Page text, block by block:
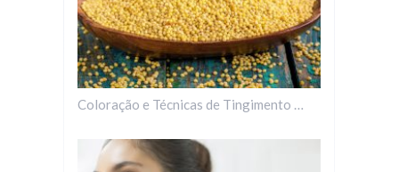
Coloração e Técnicas de Tingimento …